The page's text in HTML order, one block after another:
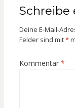
Schreibe
Deine E-Mail-
Felder sind mit*
Kommentar *